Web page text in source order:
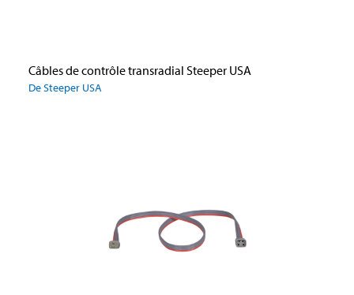
Câbles de contrôle transradial Steeper USA
De Steeper USA